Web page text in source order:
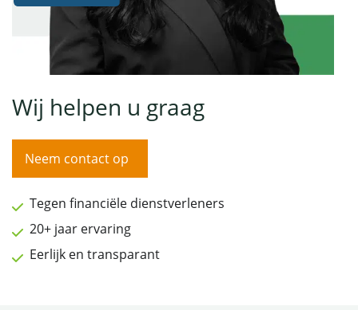
Wij helpen u graag
Neem contact op
Tegen financiële dienstverleners
20+ jaar ervaring
Eerlijk en transparant